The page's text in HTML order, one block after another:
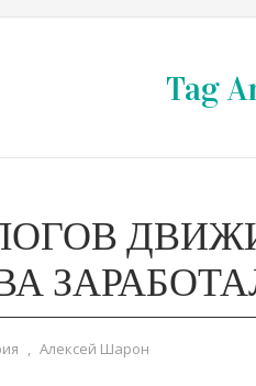
Tag
, Алексей Шарон